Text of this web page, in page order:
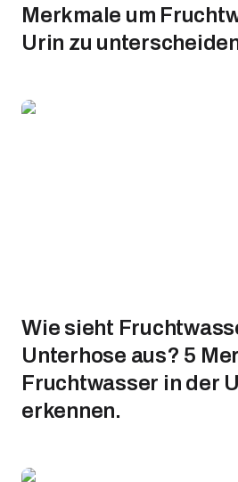
Merkmale um
Urin zu
Wie sieht
Unterhose aus? 5
Fruchtwasser in der
erkennen.